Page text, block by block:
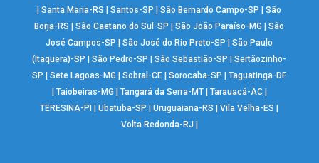
|Santa Maria-RS |Santos-SP |São Bernardo Campo-SP |São
Borja-RS
|São Caetano do Sul-SP |São João Paraíso-MG |São
José Campos-SP
|São José do Rio Preto-SP |São Paulo
(Itaquera)-SP
|São Pedro-SP |São Sebastião-SP |Sertãozinho-
SP
|Sete Lagoas-MG |Sobral-CE |Sorocaba-SP |Taguatinga-DF
Taiobeiras-MG Tangará da Serra-MT| Tarauacá-AC|
TERESINA-PI
|Ubatuba-SP |Uruguaiana-RS |Vila Velha-ES
Volta Redonda-RJ